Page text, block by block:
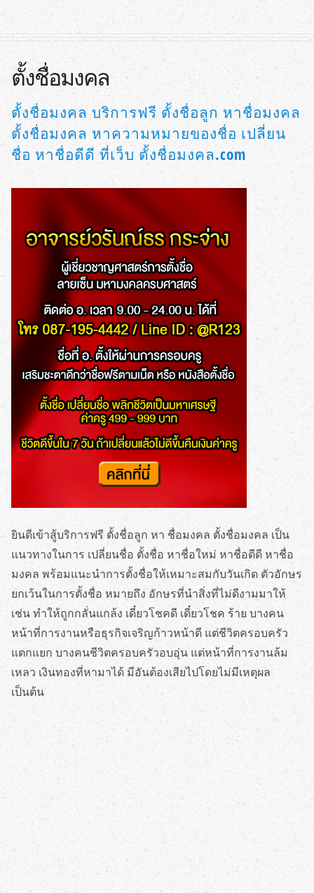
ตั้งชื่อมงคล
ตั้งชื่อมงคล บริการฟรี ตั้งชื่อลูก หาชื่อมงคล
ตั้งชื่อมงคล หาความหมายของชื่อ เปลี่ยน
ชื่อ หาชื่อดีดี ที่เว็บ ตั้งชื่อมงคล.com
ยินดีเข้าสู้บริการฟรี ตั้งชื่อลูก หา ชื่อมงคล ตั้งชื่อมงคล เป็น
แนวทางในการ เปลี่ยนชื่อ ตั้งชื่อ หาชื่อใหม่ หาชื่อดีดี หาชื่อ
มงคล พร้อมแนะนำการตั้งชื่อให้เหมาะสมกับวันเกิด ตัวอักษร
ยกเว้นในการตั้งชื่อ หมายถึง อักษรที่นำสิ่งที่ไม่ดีงามมาให้
เช่น ทำให้ถูกกลั่นแกล้ง เดี๋ยวโชคดี เดี๋ยวโชค ร้าย บางคน
หน้าที่การงานหรือธุรกิจเจริญก้าวหน้าดี แต่ชีวิตครอบครัว
แตกแยก บางคนชีวิตครอบครัวอบอุ่น แต่หน้าที่การงานล้ม
เหลว เงินทองที่หามาได้ มีอันต้องเสียไปโดยไม่มีเหตุผล
เป็นต้น